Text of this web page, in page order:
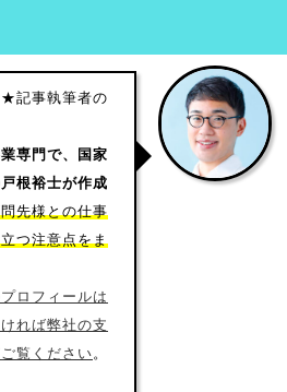
者の
専門で、国家
根裕士が作成
先様との仕事
つ注意点をま
ロフィールは
れば弊社の支
覧ください。